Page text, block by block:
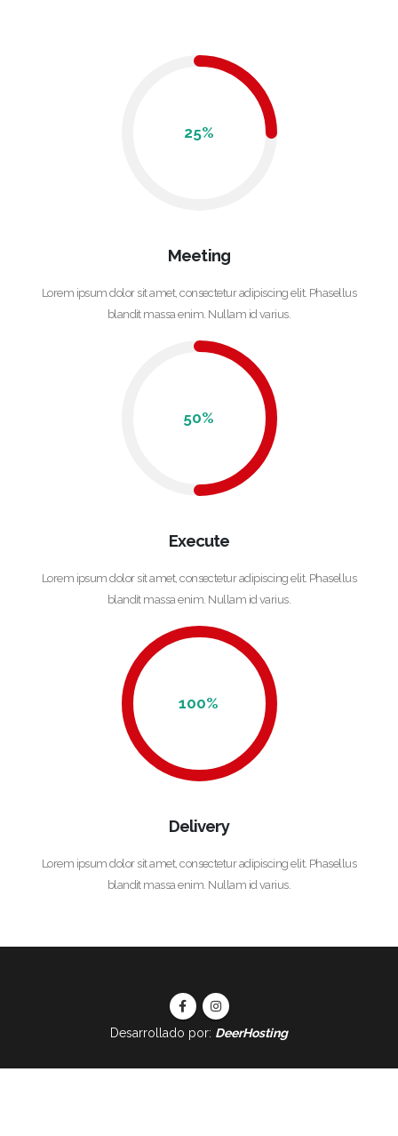
25%
Meeting
Lorem ipsum dolor sit amet, consectetur adipiscing elit. Phasellus
blandit massa enim. Nullam id varius.
50%
Execute
Lorem ipsum dolor sit amet, consectetur adipiscing elit. Phasellus
blandit massa enim. Nullam id varius.
100%
Delivery
Lorem ipsum dolor sit amet, consectetur adipiscing elit. Phasellus
blandit massa enim. Nullam id varius.
Desarrollado por: DeerHosting